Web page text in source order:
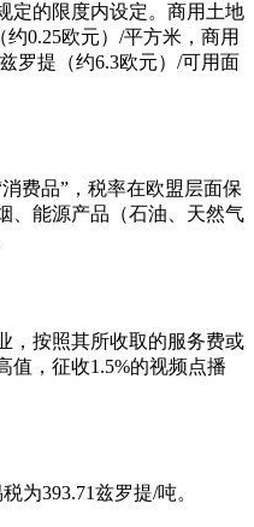
定的限度内设定。商用土地
0.25欧元）/平方米，商用
罗提（约6.3欧元）/可用面
费品”，税率在欧盟层面保
、能源产品（石油、天然气
，按照其所收取的服务费或
值，征收1.5%的视频点播
为393.71兹罗提/吨。